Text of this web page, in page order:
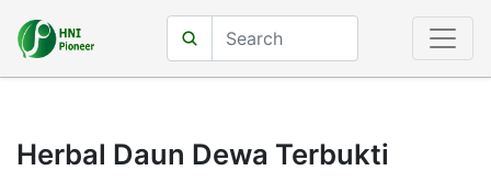
Herbal Daun Dewa Terbukti